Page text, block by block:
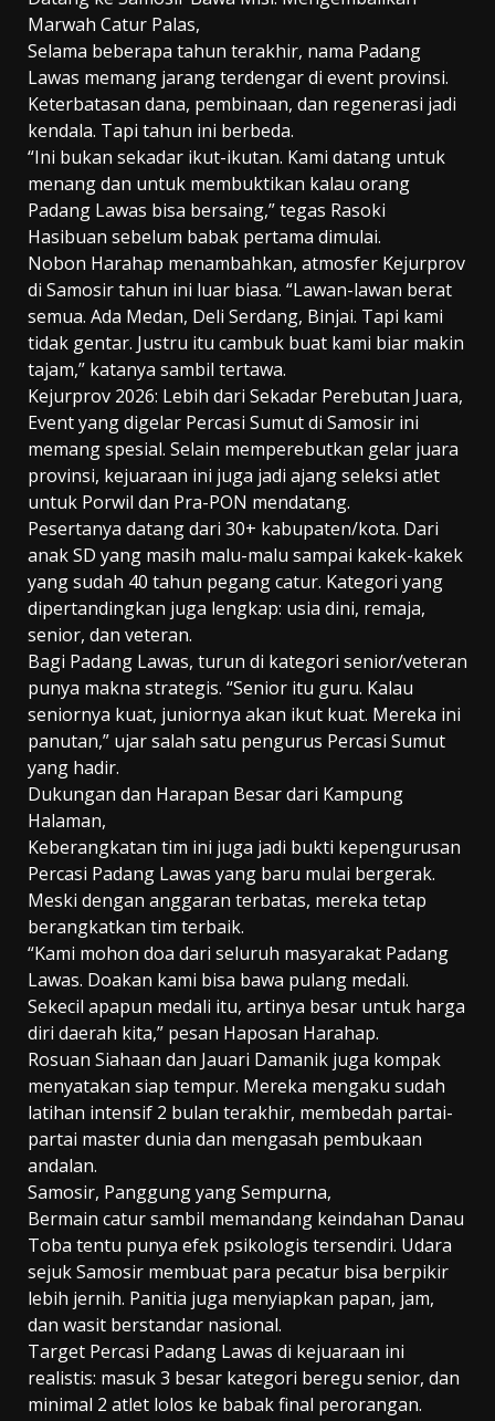
Marwah Catur Palas,
Selama beberapa tahun terakhir, nama Padang
Lawas memang jarang terdengar di event provinsi.
Keterbatasan dana, pembinaan, dan regenerasi jadi
kendala. Tapi tahun ini berbeda.
“Ini bukan sekadar ikut-ikutan. Kami datang untuk
menang dan untuk membuktikan kalau orang
Padang Lawas bisa bersaing,” tegas Rasoki
Hasibuan sebelum babak pertama dimulai.
Nobon Harahap menambahkan, atmosfer Kejurprov
di Samosir tahun ini luar biasa. “Lawan-lawan berat
semua. Ada Medan, Deli Serdang, Binjai. Tapi kami
tidak gentar. Justru itu cambuk buat kami biar makin
tajam,” katanya sambil tertawa.
Kejurprov 2026: Lebih dari Sekadar Perebutan Juara,
Event yang digelar Percasi Sumut di Samosir ini
memang spesial. Selain memperebutkan gelar juara
provinsi, kejuaraan ini juga jadi ajang seleksi atlet
untuk Porwil dan Pra-PON mendatang.
Pesertanya datang dari 30+ kabupaten/kota. Dari
anak SD yang masih malu-malu sampai kakek-kakek
yang sudah 40 tahun pegang catur. Kategori yang
dipertandingkan juga lengkap: usia dini, remaja,
senior, dan veteran.
Bagi Padang Lawas, turun di kategori senior/veteran
punya makna strategis. “Senior itu guru. Kalau
seniornya kuat, juniornya akan ikut kuat. Mereka ini
panutan,” ujar salah satu pengurus Percasi Sumut
yang hadir.
Dukungan dan Harapan Besar dari Kampung
Halaman,
Keberangkatan tim ini juga jadi bukti kepengurusan
Percasi Padang Lawas yang baru mulai bergerak.
Meski dengan anggaran terbatas, mereka tetap
berangkatkan tim terbaik.
“Kami mohon doa dari seluruh masyarakat Padang
Lawas. Doakan kami bisa bawa pulang medali.
Sekecil apapun medali itu, artinya besar untuk harga
diri daerah kita,” pesan Haposan Harahap.
Rosuan Siahaan dan Jauari Damanik juga kompak
menyatakan siap tempur. Mereka mengaku sudah
latihan intensif 2 bulan terakhir, membedah partai-
partai master dunia dan mengasah pembukaan
andalan.
Samosir, Panggung yang Sempurna,
Bermain catur sambil memandang keindahan Danau
Toba tentu punya efek psikologis tersendiri. Udara
sejuk Samosir membuat para pecatur bisa berpikir
lebih jernih. Panitia juga menyiapkan papan, jam,
dan wasit berstandar nasional.
Target Percasi Padang Lawas di kejuaraan ini
realistis: masuk 3 besar kategori beregu senior, dan
minimal 2 atlet lolos ke babak final perorangan.